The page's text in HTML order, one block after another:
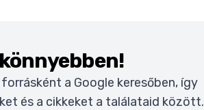
a Google keresőben, így
és a cikkeket a találataid között.